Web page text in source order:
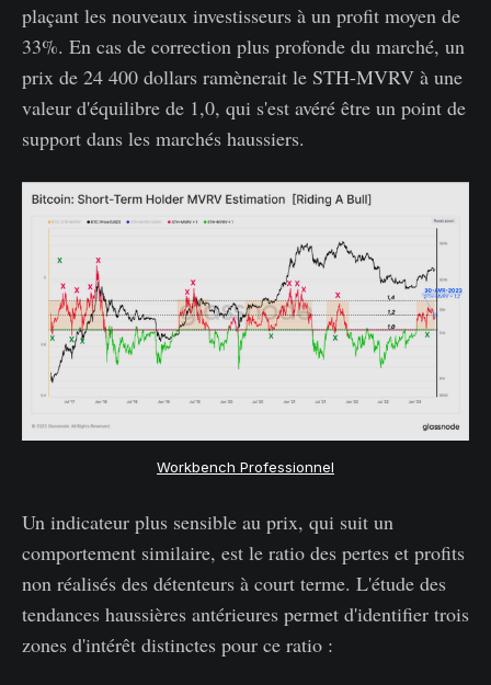
plaçant les nouveaux investisseurs à un profit moyen de
33%. En cas de correction plus profonde du marché, un
prix de 24 400 dollars ramènerait le STH-MVRV à une
valeur d'équilibre de 1,0, qui s'est avéré être un point de
support dans les marchés haussiers.
Workbench Professionnel
Un indicateur plus sensible au prix, qui suit un
comportement similaire, est le ratio des pertes et profits
non réalisés des détenteurs à court terme. L'étude des
tendances haussières antérieures permet d'identifier trois
zones d'intérêt distinctes pour ce ratio :